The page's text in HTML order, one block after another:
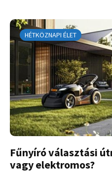
HÉTKÖZNAPI ÉLET
Fűnyíró választási
vagy elektromos?